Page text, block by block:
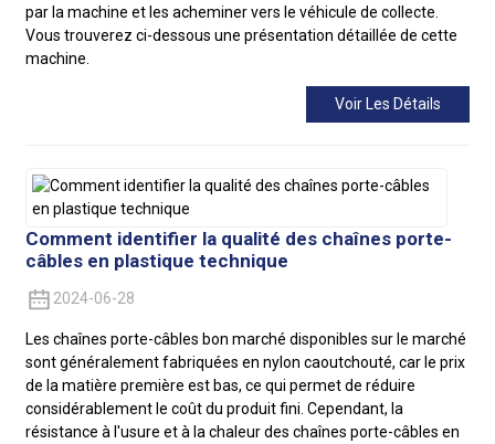
par la machine et les acheminer vers le véhicule de collecte.
Vous trouverez ci-dessous une présentation détaillée de cette
machine.
Voir Les Détails
Comment identifier la qualité des chaînes porte-
câbles en plastique technique
2024-06-28
Les chaînes porte-câbles bon marché disponibles sur le marché
sont généralement fabriquées en nylon caoutchouté, car le prix
de la matière première est bas, ce qui permet de réduire
considérablement le coût du produit fini. Cependant, la
résistance à l'usure et à la chaleur des chaînes porte-câbles en